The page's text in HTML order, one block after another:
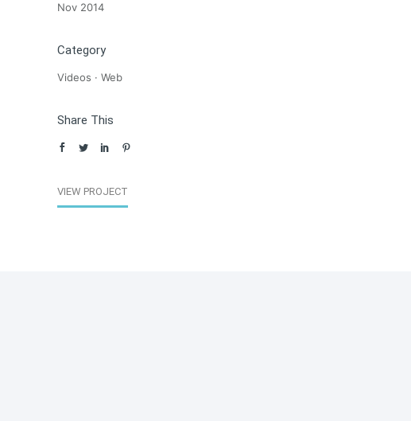
Nov 2014
Category
Videos · Web
Share This
VIEW PROJECT